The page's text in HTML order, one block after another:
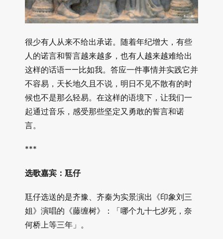
很少有人从来不给出承诺。随着年纪增大，有些
人的诺言和誓言越来越多，也有人越来越难给出
这样的话语——比如我。答应一件事情并实践它并
不容易，天长地久且不说，明日不见不散有的时
候也不是那么轻易。在这样的语境下，让我们一
起通过音乐，感受那些坚定又勇敢的誓言和诺
言。
***
选歌嘉宾：尫仔
尫仔选送的是齐豫、齐秦为实景演出《印象刘三
姐》演唱的《藤缠树》：「哪个九十七岁死，奈
何桥上等三年」。